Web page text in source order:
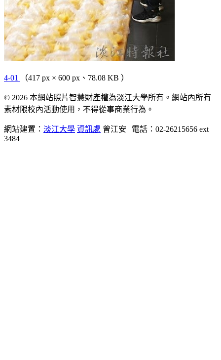
4-01 （417 px × 600 px、78.08 KB ）
© 2026 本網站照片智慧財產權為淡江大學所有。網站內所有
素材限校內活動使用，不得從事商業行為。
網站建置： 淡江大學 資訊處 曾江安 | 電話：02-26215656 ext
3484